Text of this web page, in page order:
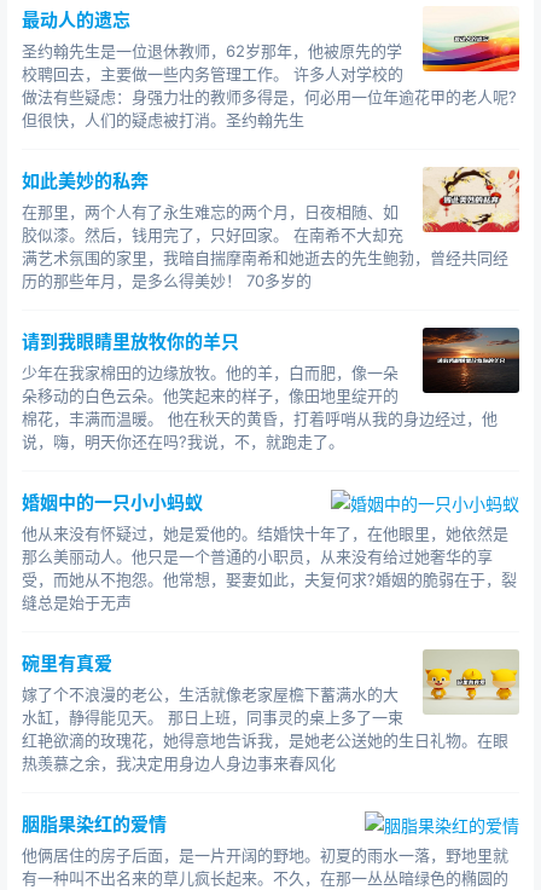
最动人的遗忘
圣约翰先生是一位退休教师，62岁那年，他被原先的学
校聘回去，主要做一些内务管理工作。 许多人对学校的
做法有些疑虑：身强力壮的教师多得是，何必用一位年逾花甲的老人呢?
但很快，人们的疑虑被打消。圣约翰先生
如此美妙的私奔
在那里，两个人有了永生难忘的两个月，日夜相随、如
胶似漆。然后，钱用完了，只好回家。 在南希不大却充
满艺术氛围的家里，我暗自揣摩南希和她逝去的先生鲍勃，曾经共同经
历的那些年月，是多么得美妙！ 70多岁的
请到我眼睛里放牧你的羊只
少年在我家棉田的边缘放牧。他的羊，白而肥，像一朵
朵移动的白色云朵。他笑起来的样子，像田地里绽开的
棉花，丰满而温暖。 他在秋天的黄昏，打着呼哨从我的身边经过，他
说，嗨，明天你还在吗?我说，不，就跑走了。
婚姻中的一只小小蚂蚁
他从来没有怀疑过，她是爱他的。结婚快十年了，在他眼里，她依然是
那么美丽动人。他只是一个普通的小职员，从来没有给过她奢华的享
受，而她从不抱怨。他常想，娶妻如此，夫复何求?婚姻的脆弱在于，裂
缝总是始于无声
碗里有真爱
嫁了个不浪漫的老公，生活就像老家屋檐下蓄满水的大
水缸，静得能见天。 那日上班，同事灵的桌上多了一束
红艳欲滴的玫瑰花，她得意地告诉我，是她老公送她的生日礼物。在眼
热羡慕之余，我决定用身边人身边事来春风化
胭脂果染红的爱情
他俩居住的房子后面，是一片开阔的野地。初夏的雨水一落，野地里就
有一种叫不出名来的草儿疯长起来。不久，在那一丛丛暗绿色的椭圆的